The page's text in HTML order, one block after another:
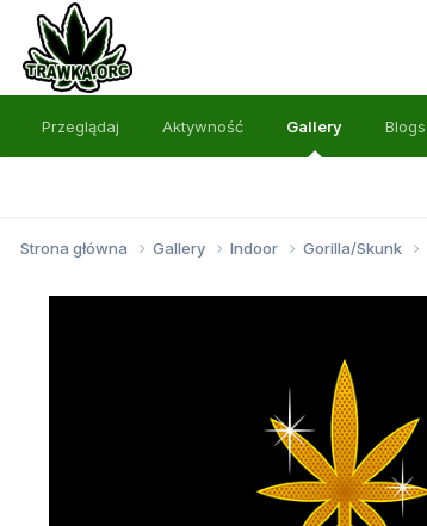
Przeglądaj Aktywność Gallery Blogs
Strona główna Gallery Indoor Gorilla/Skunk